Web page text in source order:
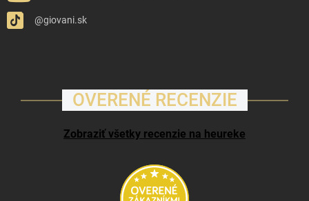
@giovani.sk
OVERENÉ RECENZIE
Zobraziť všetky recenzie na heureke